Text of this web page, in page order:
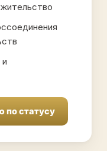
по статусу